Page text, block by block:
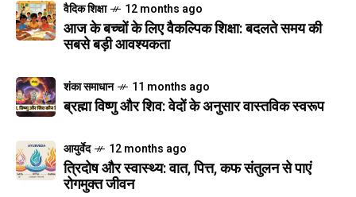
वैदिक शिक्षा 12 months ago
आज के बच्चों के लिए वैकल्पिक शिक्षा: बदलते समय की
सबसे बड़ी आवश्यकता
शंका समाधान 11 months ago
ब्रह्मा विष्णु और शिव: वेदों के अनुसार वास्तविक स्वरूप
आयुर्वेद 12 months ago
त्रिदोष और स्वास्थ्य: वात, पित्त, कफ संतुलन से पाएं
रोगमुक्त जीवन